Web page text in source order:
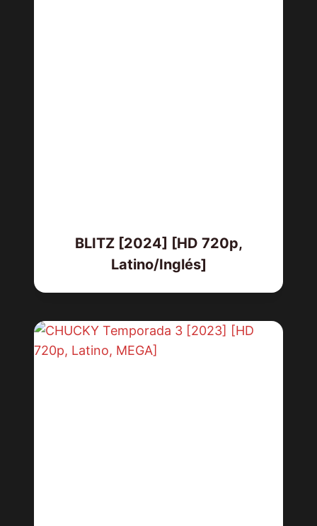
BLITZ [2024] [HD 720p,
Latino/Inglés]